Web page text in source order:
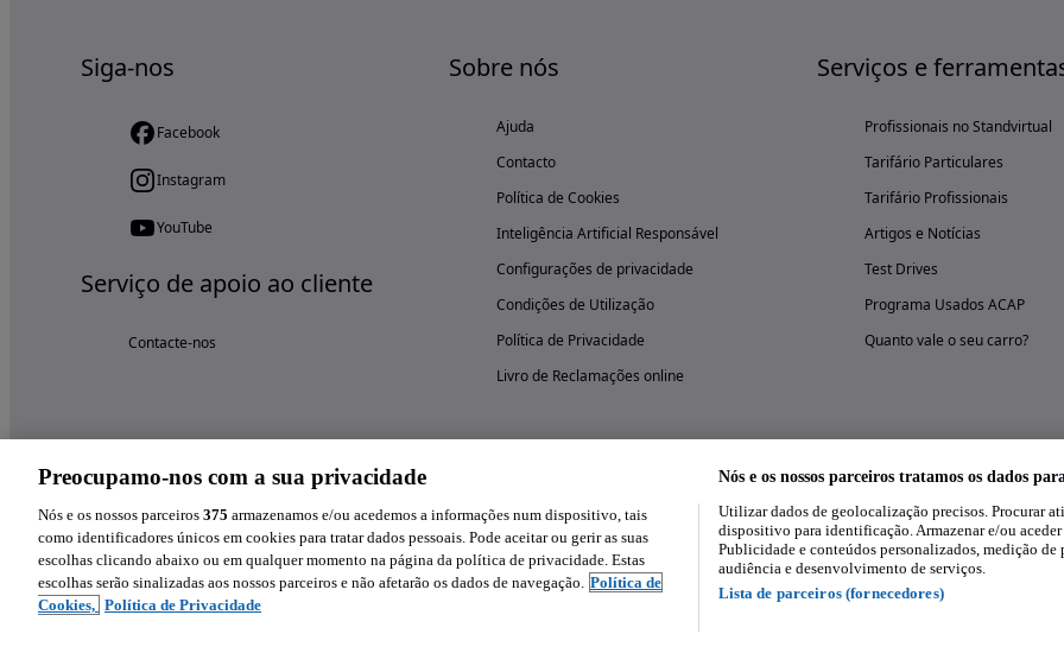
Siga-nos
Facebook
Instagram
YouTube
Serviço de apoio ao cliente
Contacte-nos
Sobre nós
Ajuda
Contacto
Política de Cookies
Inteligência Artificial Responsável
Configurações de privacidade
Condições de Utilização
Política de Privacidade
Livro de Reclamações online
Serviços e
Profissionais no Standvirtual
Tarifário Particulares
Tarifário Profissionais
Artigos e Notícias
Test Drives
Programa Usados ACAP
Quanto vale o seu carro?
Experimenta a aplicação
Preocupamo-nos com a sua privacidade
Nós e os nossos parceiros 375 armazenamos e/ou acedemos a informações num dispositivo, tais
como identificadores únicos em cookies para tratar dados pessoais. Pode aceitar ou gerir as suas
escolhas clicando abaixo ou em qualquer momento na página da política de privacidade. Estas
escolhas serão sinalizadas aos nossos parceiros e não afetarão os dados de navegação. Política de
Cookies, Política de Privacidade
Nós e os nossos parceiros tratamos os dados
Utilizar dados de geolocalização precisos. Procurar
dispositivo para identificação. Armazenar e/ou
Publicidade e conteúdos personalizados, medição
audiência e desenvolvimento de serviços.
Lista de parceiros (fornecedores)